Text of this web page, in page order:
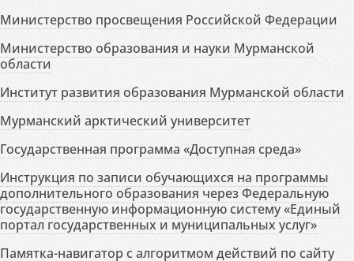
Министерство просвещения Российской Федерации
Министерство образования и науки Мурманской
области
Институт развития образования Мурманской области
Мурманский арктический университет
Государственная программа «Доступная среда»
Инструкция по записи обучающихся на программы
дополнительного образования через Федеральную
государственную информационную систему «Единый
портал государственных и муниципальных услуг»
Памятка-навигатор с алгоритмом действий по сайту